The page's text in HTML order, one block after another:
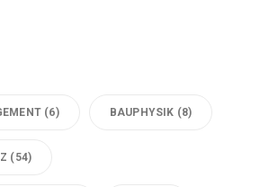
(6) BAUPHYSIK (8)
(54)